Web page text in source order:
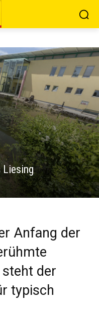
Liesing
Anfang der
der
typisch